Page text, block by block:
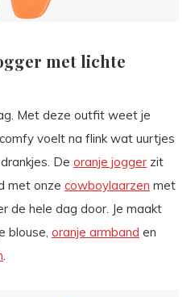
met lichte
Met deze outfit weet je
voelt na flink wat uurtjes
De oranje jogger zit
met onze cowboylaarzen met
de hele dag door. Je maakt
blouse, oranje armband en
.